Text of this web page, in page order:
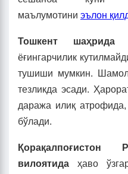
маълумотини эълон
Тошкент шаҳрида
ёғингарчилик
тушиши мумкин.
тезликда эсади.
даража илиқ
бўлади.
Қорақалпоғистон
вилоятида ҳаво